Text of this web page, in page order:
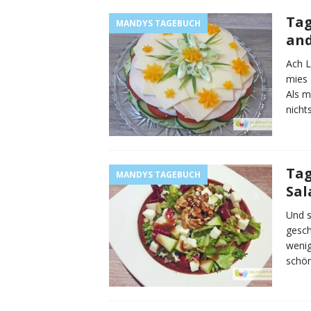
MANDYS TAGEBUCH
Ach
mies
Als
MANDYS TAGEBUCH
Und